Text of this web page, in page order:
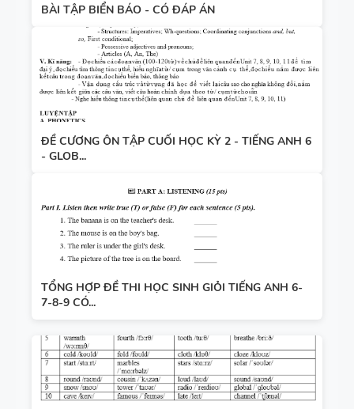
BÀI TẬP BIỂN BÁO - CÓ ĐÁP ÁN
ĐỀ CƯƠNG ÔN TẬP CUỐI HỌC KỲ 2 - TIẾNG ANH 6
- GLOB...
TỔNG HỢP ĐỀ THI HỌC SINH GIỎI TIẾNG ANH 6-
7-8-9 CÓ...